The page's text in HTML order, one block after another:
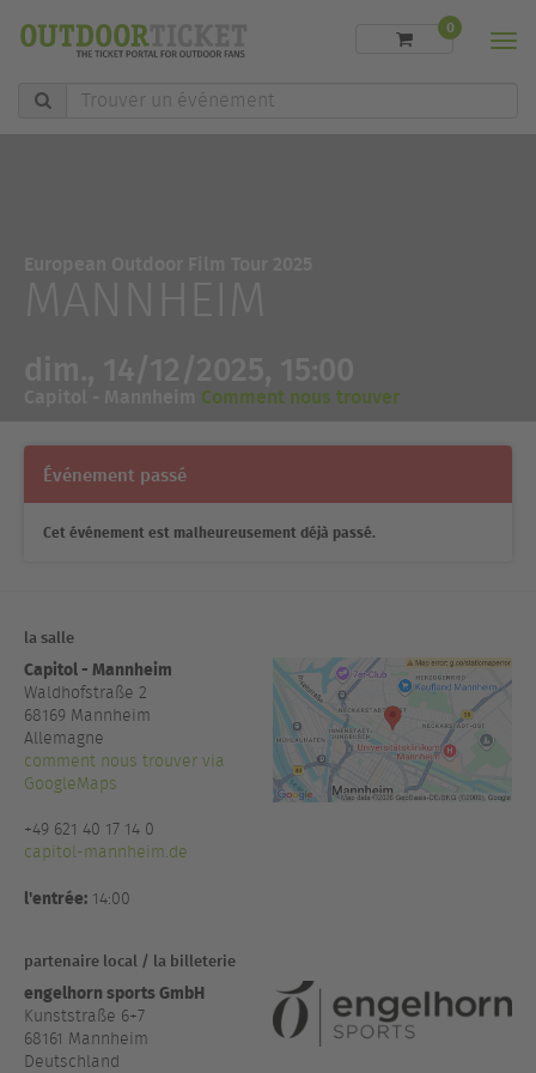
Trouver
0
Comment nous trouver
Événement passé
Cet événement est malheureusement déjà passé.
la salle
Capitol - Mannheim
Waldhofstraße 2
68169 Mannheim
Allemagne
comment nous trouver via
GoogleMaps
+49 621 40 17 14 0
capitol-mannheim.de
l'entrée: 14:00
partenaire local / la billeterie
engelhorn sports GmbH
Kunststraße 6+7
68161 Mannheim
Deutschland